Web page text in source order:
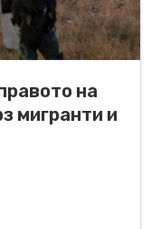
на
мигранти и